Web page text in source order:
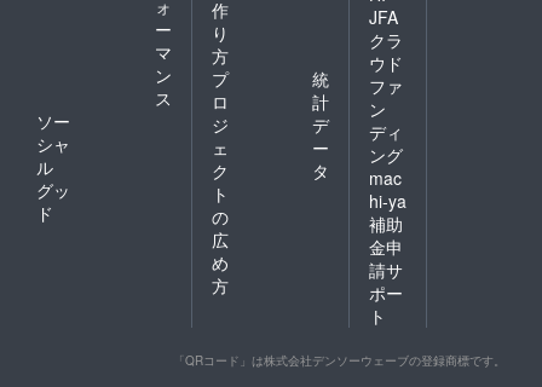
ォ
ー
マ
ン
ス
ソー
シャ
ル
グッ
ド
作
り
方
プ
ロ
ジ
ェ
ク
ト
の
広
め
方
統
計
デ
ー
タ
JFA
クラ
ウド
ファ
ン
ディ
ング
mac
hi-ya
補助
金申
請サ
ポー
ト
「QRコード」は株式会社デンソーウェーブの登録商標です。